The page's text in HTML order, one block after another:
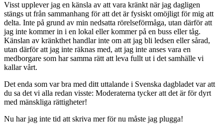
Visst upplever jag en känsla av att vara kränkt när jag dagligen
stängs ut från sammanhang för att det är fysiskt omöjligt för mig att
delta. Inte på grund av min nedsatta rörelseförmåga, utan därför att
jag inte kommer in i en lokal eller kommer på en buss eller tåg.
Känslan av kränkthet handlar inte om att jag bli ledsen eller sårad,
utan därför att jag inte räknas med, att jag inte anses vara en
medborgare som har samma rätt att leva fullt ut i det samhälle vi
kallar vårt.
Det enda som var bra med ditt uttalande i Svenska dagbladet var att
du sa det vi alla redan visste: Moderaterna tycker att det är för dyrt
med mänskliga rättigheter!
Nu har jag inte tid att skriva mer för nu måste jag plugga!